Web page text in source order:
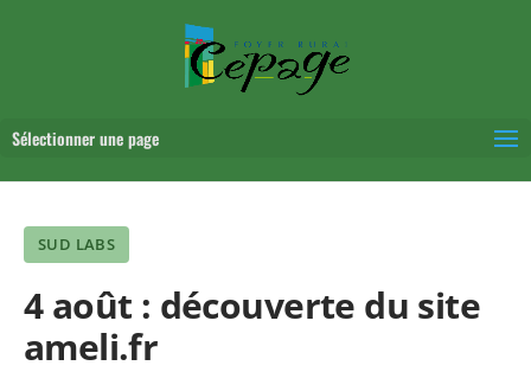
Sélectionner une page
SUD LABS
4 août : découverte du site
ameli.fr